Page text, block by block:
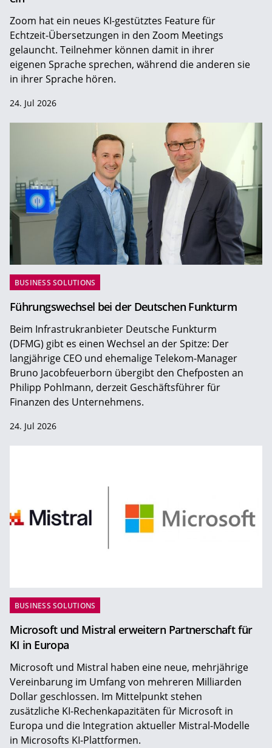
Zoom hat ein neues KI-gestütztes Feature für
Echtzeit-Übersetzungen in den Zoom Meetings
gelauncht. Teilnehmer können damit in ihrer
eigenen Sprache sprechen, während die anderen sie
in ihrer Sprache hören.
24. Jul 2026
BUSINESS SOLUTIONS
Führungswechsel bei der Deutschen Funkturm
Beim Infrastrukranbieter Deutsche Funkturm
(DFMG) gibt es einen Wechsel an der Spitze: Der
langjährige CEO und ehemalige Telekom-Manager
Bruno Jacobfeuerborn übergibt den Chefposten an
Philipp Pohlmann, derzeit Geschäftsführer für
Finanzen des Unternehmens.
24. Jul 2026
BUSINESS SOLUTIONS
Microsoft und Mistral erweitern Partnerschaft für
KI in Europa
Microsoft und Mistral haben eine neue, mehrjährige
Vereinbarung im Umfang von mehreren Milliarden
Dollar geschlossen. Im Mittelpunkt stehen
zusätzliche KI-Rechenkapazitäten für Microsoft in
Europa und die Integration aktueller Mistral-Modelle
in Microsofts KI-Plattformen.